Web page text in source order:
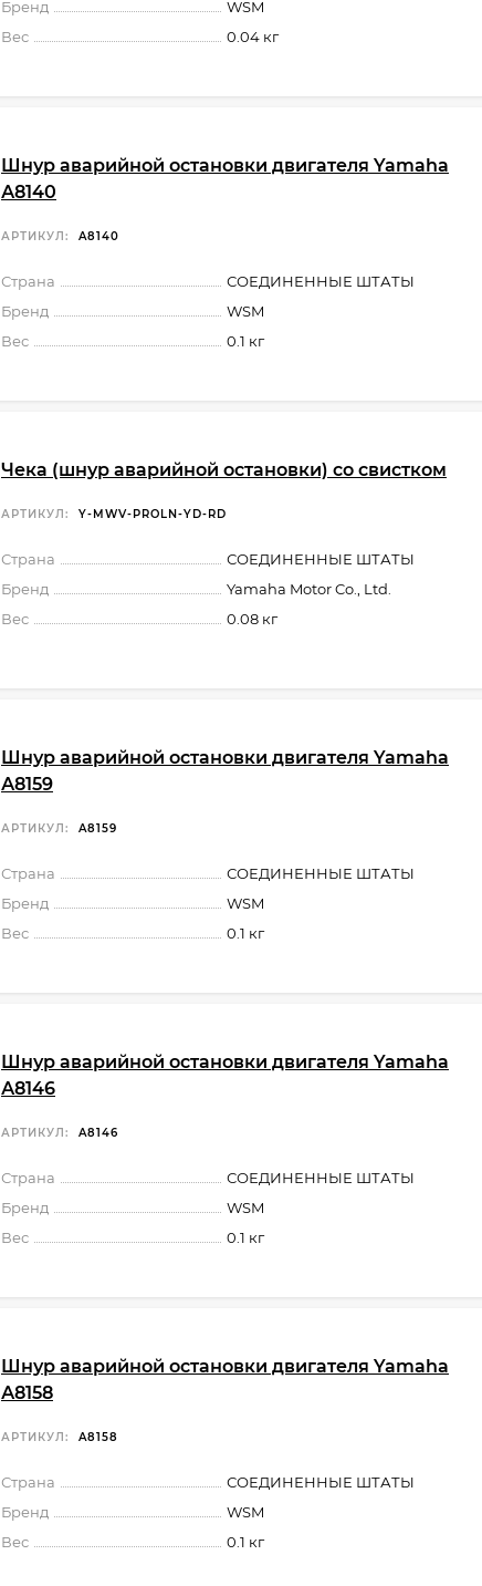
Бренд
WSM
Вес
0.04 кг
Шнур аварийной остановки двигателя Yamaha
А8140
АРТИКУЛ: A8140
Страна
СОЕДИНЕННЫЕ ШТАТЫ
Бренд
WSM
Вес
0.1 кг
Чека (шнур аварийной остановки) со свистком
АРТИКУЛ: Y-MWV-PROLN-YD-RD
Страна
СОЕДИНЕННЫЕ ШТАТЫ
Бренд
Yamaha Motor Co., Ltd.
Вес
0.08 кг
Шнур аварийной остановки двигателя Yamaha
А8159
АРТИКУЛ: A8159
Страна
СОЕДИНЕННЫЕ ШТАТЫ
Бренд
WSM
Вес
0.1 кг
Шнур аварийной остановки двигателя Yamaha
А8146
АРТИКУЛ: A8146
Страна
СОЕДИНЕННЫЕ ШТАТЫ
Бренд
WSM
Вес
0.1 кг
Шнур аварийной остановки двигателя Yamaha
А8158
АРТИКУЛ: A8158
Страна
СОЕДИНЕННЫЕ ШТАТЫ
Бренд
WSM
Вес
0.1 кг